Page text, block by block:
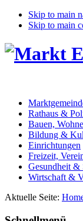
Skip to main
Skip to main
Rathaus &
Bauen,
Bildung &
Einrichtungen
Freizeit,
Gesundheit &
Wirtschaft &
Aktuelle Seite: